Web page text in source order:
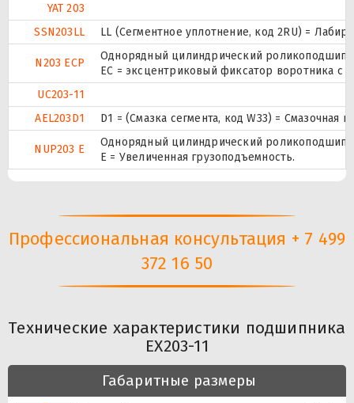
YAT 203
SSN203LL
LL (Сегментное уплотнение, код 2RU) =
N203 ECP
Однорядный цилиндрический
ЕС = эксцентриковый фиксатор воротника с
UC203-11
AEL203D1
D1 = (Смазка сегмента, код W33) =
NUP203 E
Однорядный цилиндрический
Е = Увеличенная грузоподъемность.
Профессиональная консультация + 7 499
372 16 50
Технические характеристики подшипника
EX203-11
Габаритные размеры